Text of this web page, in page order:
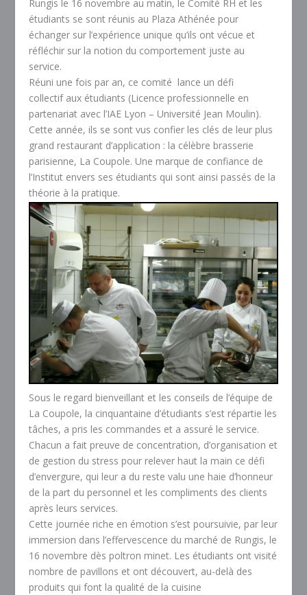
Rungis le 16 novembre au matin, le Comité RH et les
étudiants se sont réunis au Plaza Athénée pour
échanger sur l’expérience unique qu’ils ont vécue et
réfléchir sur la notion du comportement juste au
service.
Réuni une fois par an, ce comité lance un défi
collectif aux étudiants (Licence professionnelle en
partenariat avec l’IAE Lyon – Université Jean Moulin).
Cette année, ils se sont vus confier les clés de leur plus
grand restaurant d’application : la célèbre brasserie
parisienne, La Coupole. Une marque de confiance de
l’Institut envers ses étudiants qui sont ainsi passés de la
théorie à la pratique.
Sous le regard bienveillant et les conseils de l’équipe de
La Coupole, la cinquantaine d’étudiants s’est répartie les
tâches, a pris les commandes et a assuré le service.
Chacun a fait preuve de concentration, d’organisation et
de gestion du stress pour relever haut la main ce défi
d’envergure, qui leur a du reste valu une haie d’honneur
de la part du personnel et les compliments des clients
après leurs services.
Cette journée riche en émotion s’est poursuivie, par leur
immersion dans l’effervescence du marché de Rungis, le
16 novembre dès poltron minet. Les étudiants ont visité
nombre de pavillons et ont découvert, au-delà des
produits qui font la qualité de la cuisine